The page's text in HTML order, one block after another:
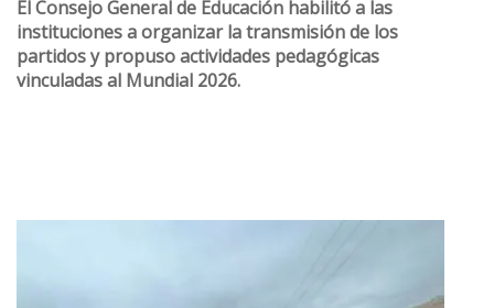
El Consejo General de Educación habilitó a las
instituciones a organizar la transmisión de los
partidos y propuso actividades pedagógicas
vinculadas al Mundial 2026.